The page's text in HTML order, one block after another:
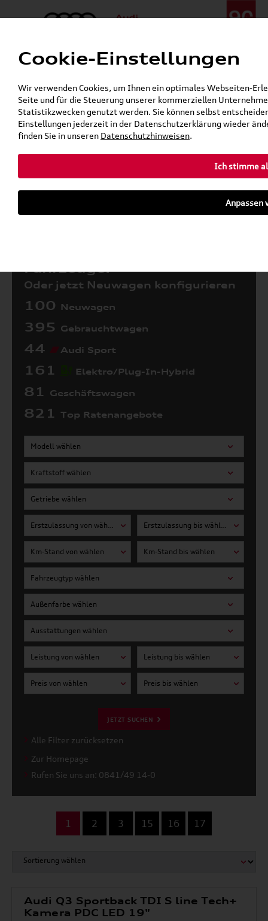
Menü
24h-Pannenhilfe:+49 (0)171 / 870 72 87
Gerade geschlossen
Verkauf:Mo. - Fr. 08:00 - 19:00 Uhr Sa. 09:00 - 13:00 Uhr
Service:Mo. - Fr. 06:00 - 20:00 Uhr Sa. 08:00 - 13:00 Uhr
Zurück zur Startseite
Fahrzeuge:
Oder jetzt Neuwagen konfigurieren
100 Neuwagen
395 Gebrauchtwagen
44 Audi Sport
161 Elektro/Plug-In-Hybrid
81 Geschäftswagen
821 Top Ratenangebote
Modell wählen
Kraftstoff wählen
Getriebe wählen
Erstzulassung von wählen Erstzulassung bis wählen
Km-Stand von wählen Km-Stand bis wählen
Fahrzeugtyp wählen
Außenfarbe wählen
Ausstattungen wählen
Leistung von wählen Leistung bis wählen
Preis von wählen Preis bis wählen
JETZT SUCHEN
Alle Filter zurücksetzen
Zur Homepage
Rufen Sie uns an: 0841/49 14-0
1 2 3 15 16 17
Audi Q3 Sportback TDI S line Tech+
Kamera PDC LED 19"
Cookie-Einstellungen
Wir verwenden Cookies, um Ihnen ein optimales Webseiten-
Seite und für die Steuerung unserer kommerziellen
Statistikzwecken genutzt werden. Sie können selbst
Einstellungen jederzeit in der Datenschutzerklärung wieder
finden Sie in unseren Datenschutzhinweisen.
Ich stimme
Anpassen